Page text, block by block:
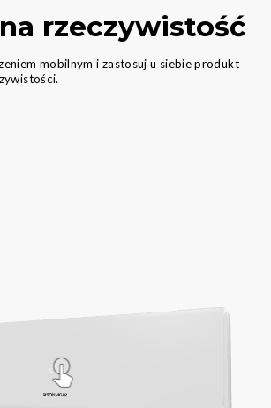
rzeczywistość
mobilnym i zastosuj u siebie produkt